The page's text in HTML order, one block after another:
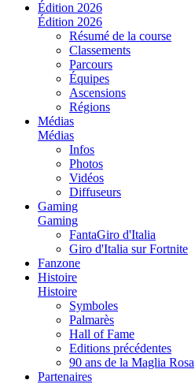
Édition 2026
Édition 2026
Résumé de la course
Classements
Parcours
Équipes
Ascensions
Régions
Médias
Médias
Infos
Photos
Vidéos
Diffuseurs
Gaming
Gaming
FantaGiro d'Italia
Giro d'Italia sur Fortnite
Fanzone
Histoire
Histoire
Symboles
Palmarès
Hall of Fame
Editions précédentes
90 ans de la Maglia Rosa
Partenaires